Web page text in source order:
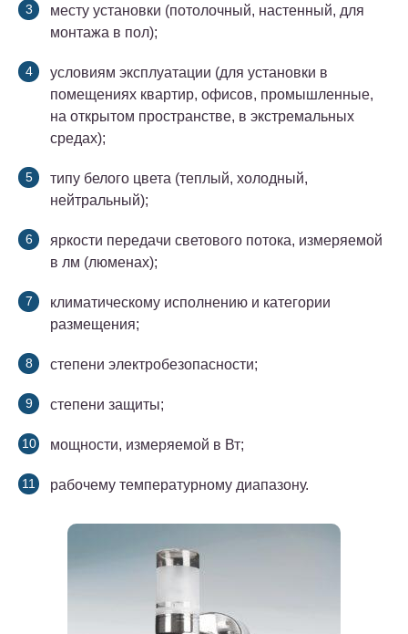
месту установки (потолочный, настенный, для
монтажа в пол);
условиям эксплуатации (для установки в
помещениях квартир, офисов, промышленные,
на открытом пространстве, в экстремальных
средах);
типу белого цвета (теплый, холодный,
нейтральный);
яркости передачи светового потока, измеряемой
в лм (люменах);
климатическому исполнению и категории
размещения;
степени электробезопасности;
степени защиты;
мощности, измеряемой в Вт;
рабочему температурному диапазону.